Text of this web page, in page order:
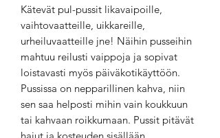
Kätevät pul-pussit likavaipoille,
vaihtovaatteille, uikkareille,
urheiluvaatteille jne! Näihin pusseihin
mahtuu reilusti vaippoja ja sopivat
loistavasti myös päiväkotikäyttöön.
Pussissa on nepparillinen kahva, niin
sen saa helposti mihin vain koukkuun
tai kahvaan roikkumaan. Pussit pitävät
hajut ja kosteuden sisällään.